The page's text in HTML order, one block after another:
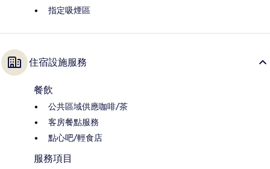
指定吸煙區
住宿設施服務
餐飲
公共區域供應咖啡/茶
客房餐點服務
點心吧/輕食店
服務項目